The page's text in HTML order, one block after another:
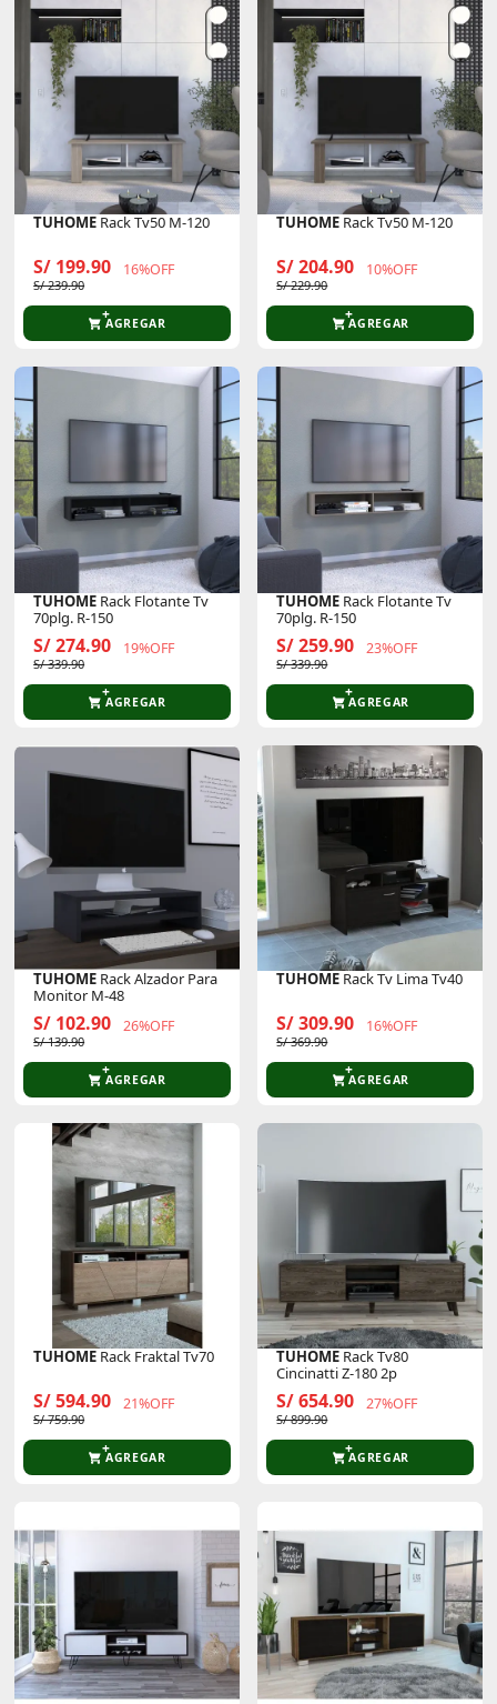
TUHOME Rack Tv50 M-120
S/ 199.90 16%OFF
S/ 239.90
AGREGAR
TUHOME Rack Tv50 M-120
S/ 204.90 10%OFF
S/ 229.90
AGREGAR
TUHOME Rack Flotante Tv
70plg. R-150
S/ 274.90 19%OFF
S/ 339.90
AGREGAR
TUHOME Rack Flotante Tv
70plg. R-150
S/ 259.90 23%OFF
S/ 339.90
AGREGAR
TUHOME Rack Alzador Para
Monitor M-48
S/ 102.90 26%OFF
S/ 139.90
AGREGAR
TUHOME Rack Tv Lima Tv40
S/ 309.90 16%OFF
S/ 369.90
AGREGAR
TUHOME Rack Fraktal Tv70
S/ 594.90 21%OFF
S/ 759.90
AGREGAR
TUHOME Rack Tv80
Cincinatti Z-180 2p
S/ 654.90 27%OFF
S/ 899.90
AGREGAR